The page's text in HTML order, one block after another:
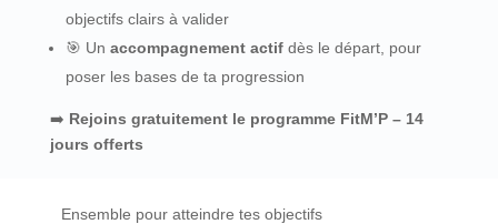
objectifs clairs à valider
🎯 Un accompagnement actifdès le départ, pour
poser les bases de ta progression
➡️ Rejoins gratuitement le programme FitM’P – 14
jours offerts
Ensemble pour atteindre tes objectifs